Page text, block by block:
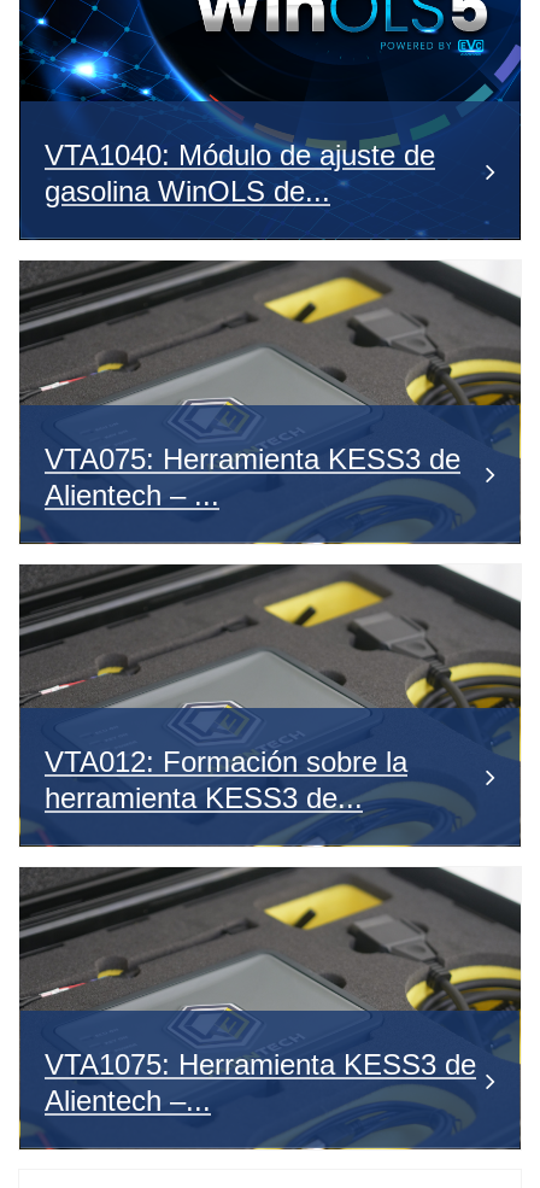
VTA1040: Módulo de ajuste de
gasolina WinOLS de...
VTA075: Herramienta KESS3 de
Alientech – ...
VTA012: Formación sobre la
herramienta KESS3 de...
VTA1075: Herramienta KESS3 de
Alientech –...